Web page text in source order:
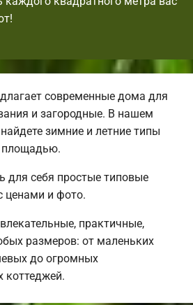
современные дома для
и загородные. В нашем
зимние и летние типы
площадью.
для себя простые типовые
ценами и фото.
практичные,
размеров: от маленьких
до огромных
коттеджей.